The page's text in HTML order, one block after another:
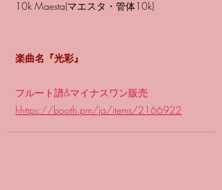
10k Maesta(マエスタ・管体10k)
楽曲名『光彩』
フルート譜&マイナスワン販売
hhttps://booth.pm/ja/items/2166922